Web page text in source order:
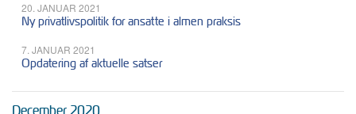
20. JANUAR 2021
Ny privatlivspolitik for ansatte i almen praksis
7. JANUAR 2021
Opdatering af aktuelle satser
December 2020